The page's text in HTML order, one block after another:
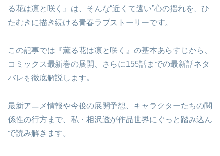
る花は凛と咲く』は、そんな“近くて遠い”心の揺れを、ひ
たむきに描き続ける青春ラブストーリーです。
この記事では『薫る花は凛と咲く』の基本あらすじから、
コミックス最新巻の展開、さらに155話までの最新話ネタ
バレを徹底解説します。
最新アニメ情報や今後の展開予想、キャラクターたちの関
係性の行方まで、私・相沢透が作品世界にぐっと踏み込ん
で読み解きます。